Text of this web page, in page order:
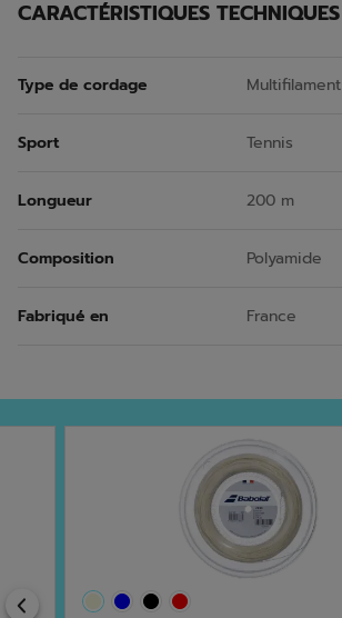
CARACTÉRISTIQUES TECHNIQUES
Type de cordage Multifilament
Sport Tennis
Longueur 200 m
Composition Polyamide
Fabriqué en France
Previous